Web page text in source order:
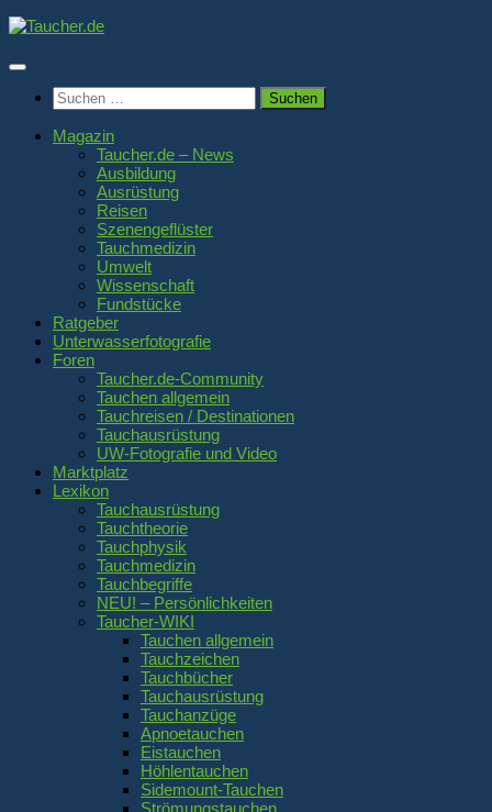
Zum
springen
Suchen
nach:
Magazin
Taucher.de – News
Ausbildung
Ausrüstung
Reisen
Szenengeflüster
Tauchmedizin
Umwelt
Wissenschaft
Fundstücke
Ratgeber
Unterwasserfotografie
Foren
Taucher.de-Community
Tauchen allgemein
Tauchreisen / Destinationen
Tauchausrüstung
UW-Fotografie und Video
Marktplatz
Lexikon
Tauchausrüstung
Tauchtheorie
Tauchphysik
Tauchmedizin
Tauchbegriffe
NEU! – Persönlichkeiten
Taucher-WIKI
Tauchen allgemein
Tauchzeichen
Tauchbücher
Tauchausrüstung
Tauchanzüge
Apnoetauchen
Eistauchen
Höhlentauchen
Sidemount-Tauchen